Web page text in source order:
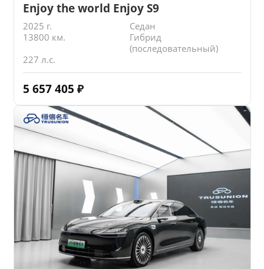
Enjoy the world Enjoy S9
2025 г.
Седан
13800 км.
Гибрид
(последовательный)
227 л.с.
5 657 405 ₽